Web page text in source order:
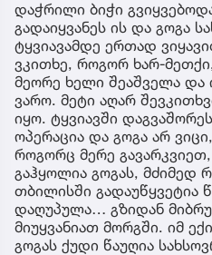
დაჭრილი ბიჭი
გადაიყვანეს ის და გოგა
ტყვიავამდე ერთად
ვკითხე, როგორ ხარ-
მეორე ხელი შეაშველა და
ვარო. მეტი აღარ
იყო. ტყვიავში
ოპერაცია და გოგა არ
როგორც მერე
გაჰყოლია გოგას, მძიმედ
თბილისში გადაუწყვეტია
დაღუპულა… გზიდან
მიუყვანიათ მორგში. იმ
გოგას ქუდი წაუღია